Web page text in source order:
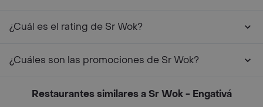
¿Cuál es el rating de Sr Wok?
¿Cuáles son las promociones de Sr Wok?
Restaurantes similares a Sr Wok - Engativá